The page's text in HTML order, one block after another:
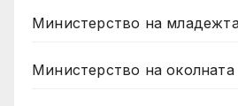
Министерство на
Министерство на